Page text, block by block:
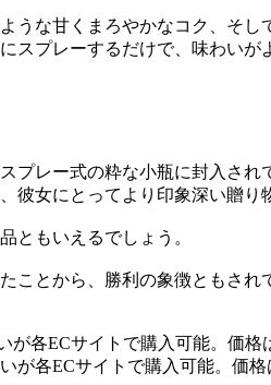
な甘くまろやかなコク、そし
プレーするだけで、味わいが
プレー式の粋な小瓶に封入さ
女にとってより印象深い贈り
ともいえるでしょう。
とから、勝利の象徴ともさ
各ECサイトで購入可能。価格